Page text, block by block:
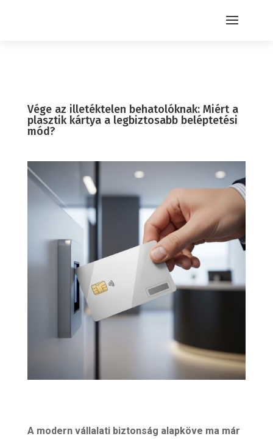
Vége az illetéktelen behatolóknak: Miért a
plasztik kártya a legbiztosabb beléptetési
mód?
A modern vállalati biztonság alapköve ma már